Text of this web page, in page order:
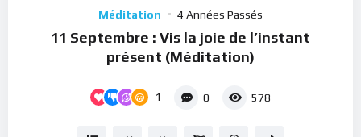
Méditation 4 Années Passés
11 Septembre : Vis la joie de l’instant
présent (Méditation)
1 0 578